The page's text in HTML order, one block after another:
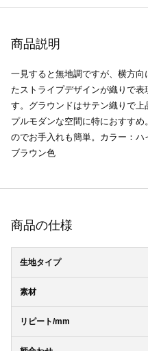
商品説明
一見すると無地調ですが、横方
たストライプデザインが織りで
す。グラウンドはサテン織りで
プルモダンな空間に特におすす
のでお手入れも簡単。カラー：
ブラウン色
商品の仕様
生地タイプ
素材
リピート/mm